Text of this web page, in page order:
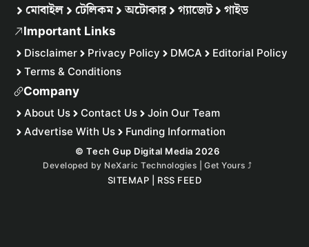
মোবাইল টেলিকম অটোকার গ্যাজেট গাইড
Important Links
Disclaimer Privacy Policy DMCA
Editorial Policy
Terms & Conditions
Company
About Us Contact Us
Join Our Team
Advertise With Us
Funding Information
© Tech Gup Digital Media 2026
Developed by NeXaric Technologies | Get Yours⤴︎
SITEMAP RSS FEED